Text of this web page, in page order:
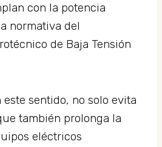
con la potencia
normativa del
de Baja Tensión
sentido, no solo evita
también prolonga la
eléctricos